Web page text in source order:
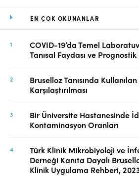
EN ÇOK OKUNANLAR
COVID-19’da Temel
Tanısal Faydası ve
Bruselloz Tanısında
Karşılaştırılması
Bir Üniversite Hastanesinde
Kontaminasyon Oranları
Türk Klinik Mikrobiyoloji ve
Derneği Kanıta Dayalı
Klinik Uygulama Rehberi,